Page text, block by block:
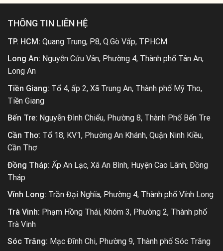
THÔNG TIN LIÊN HỆ
TP. HCM: Quang Trung, P.8, Q.Gò Vấp, TP.HCM
Long An: Nguyễn Cửu Vân, Phường 4, Thành phố Tân An,
Long An
Tiền Giang: Tổ 4, ấp 2, Xã Trung An, Thành phố Mỹ Tho,
Tiền Giang
Bến Tre: Nguyễn Đình Chiểu, Phường 8, Thành Phố Bến Tre
Cần Thơ: Tổ 18, KV1, Phường An Khánh, Quận Ninh Kiều,
Cần Thơ
Đồng Tháp: Ấp An Lạc, Xã An Bình, Huyện Cao Lãnh, Đồng
Tháp
Vĩnh Long: Trần Đại Nghĩa, Phường 4, Thành phố Vĩnh Long
Trà Vinh: Phạm Hồng Thái, Khóm 3, Phường 2, Thành phố
Trà Vinh
Sóc Trăng: Mạc Đĩnh Chi, Phường 9, Thành phố Sóc Trăng